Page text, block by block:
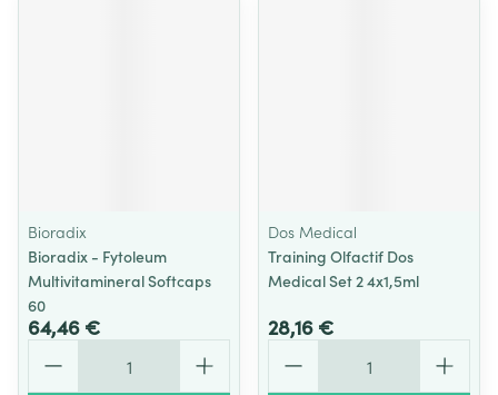
Bioradix
Bioradix - Fytoleum
Multivitamineral Softcaps
60
64,46 €
Dos Medical
Training Olfactif Dos
Medical Set 2 4x1,5ml
28,16 €